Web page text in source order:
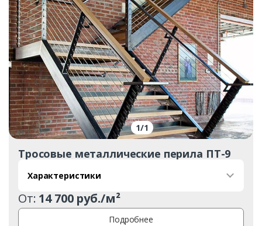
1/1
Тросовые металлические перила ПТ-9
Характеристики
От: 14 700 руб./м²
Подробнее